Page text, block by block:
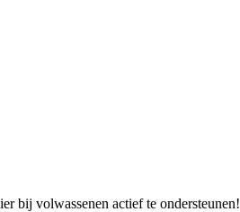
bij volwassenen actief te ondersteunen!